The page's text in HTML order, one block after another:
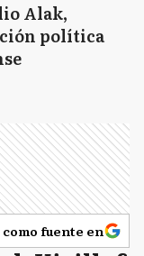
Alak,
política
fuente en